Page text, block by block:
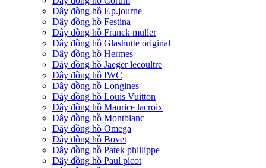
Dây đồng hồ F.p.journe
Dây đồng hồ Festina
Dây đồng hồ Franck muller
Dây đồng hồ Glashutte original
Dây đồng hồ Hermes
Dây đồng hồ Jaeger lecoultre
Dây đồng hồ IWC
Dây đồng hồ Longines
Dây đồng hồ Louis Vuitton
Dây đồng hồ Maurice lacroix
Dây đồng hồ Montblanc
Dây đồng hồ Omega
Dây đồng hồ Bovet
Dây đồng hồ Patek phillippe
Dây đồng hồ Paul picot